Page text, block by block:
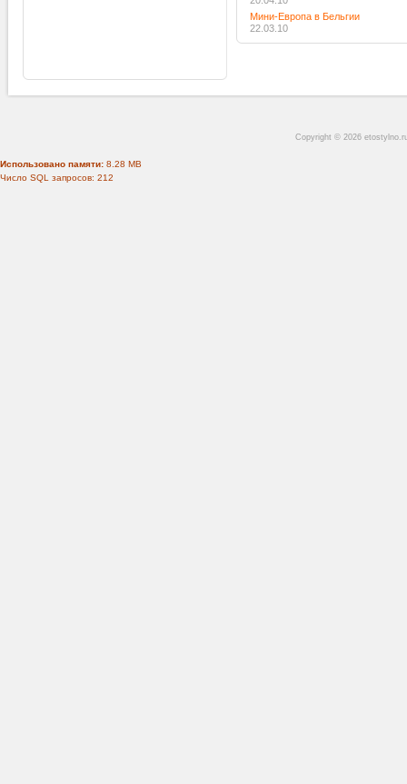
Мини-Европа в Бельгии
22.03.10
Copyright © 2026
Использовано памяти: 8.28 MB
Число SQL запросов: 212